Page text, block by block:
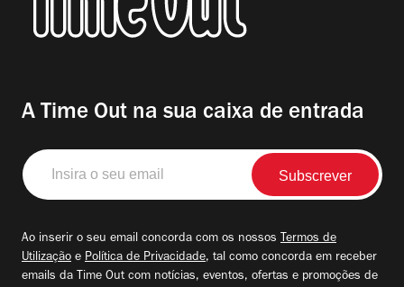
A Time Out na sua caixa de entrada
Insira
o
seu
Ao inserir o seu email concorda com os nossos Termos de
Utilização e Política de Privacidade, tal como concorda em receber
emails da Time Out com notícias, eventos, ofertas e promoções de